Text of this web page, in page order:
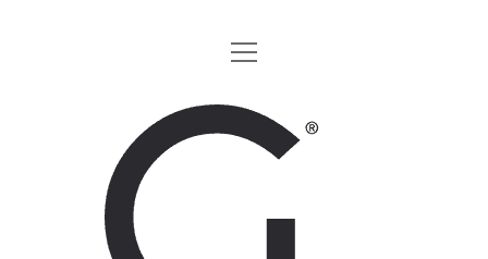
HOME
MODA
LIFESTYLE
apri
menu
G.on
Fashion
Magazine